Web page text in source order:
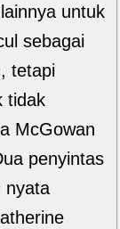
untuk
sebagai
tetapi
tidak
McGowan
penyintas
nyata